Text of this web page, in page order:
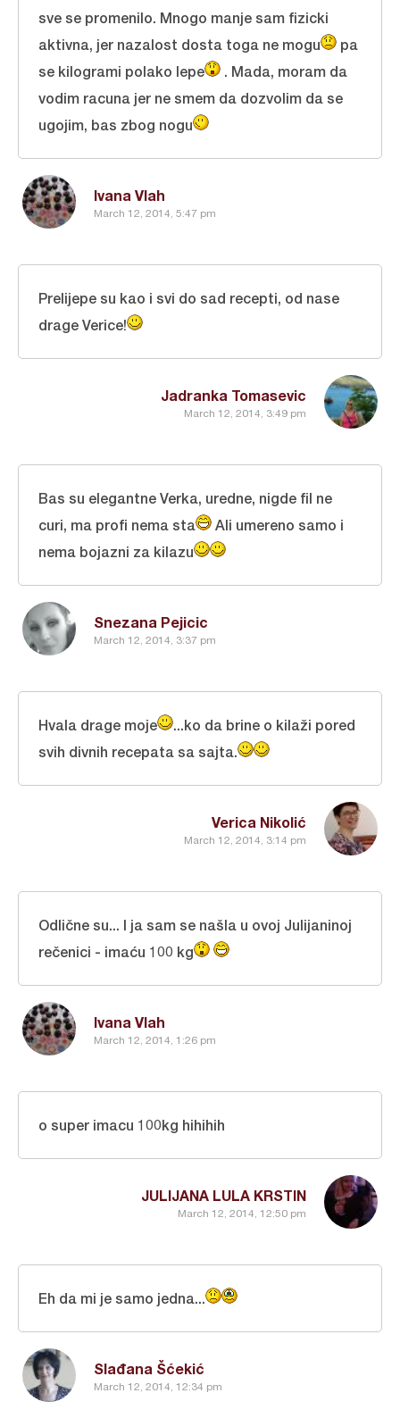
Ivana Vlah
March 12, 2014, 5:47 pm
sve se promenilo. Mnogo manje sam fizicki
aktivna, jer nazalost dosta toga ne mogu
pa
se kilogrami polako lepe
. Mada, moram da
vodim racuna jer ne smem da dozvolim da se
ugojim, bas zbog nogu
Jadranka Tomasevic
March 12, 2014, 3:49 pm
Prelijepe su kao i svi do sad recepti, od nase
drage Verice!
Snezana Pejicic
March 12, 2014, 3:37 pm
Bas su elegantne Verka, uredne, nigde fil ne
curi, ma profi nema sta
Ali umereno samo i
nema bojazni za kilazu
Verica Nikolić
March 12, 2014, 3:14 pm
Hvala drage moje
...ko da brine o kilaži pored
svih divnih recepata sa sajta.
Ivana Vlah
March 12, 2014, 1:26 pm
Odlične su... I ja sam se našla u ovoj Julijaninoj
rečenici - imaću 100 kg
JULIJANA LULA KRSTIN
March 12, 2014, 12:50 pm
o super imacu 100kg hihihih
Slađana Šćekić
March 12, 2014, 12:34 pm
Eh da mi je samo jedna...